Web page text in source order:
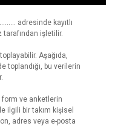
adresinde kayıtlı
işletilir.
Aşağıda,
toplandığı, bu verilerin
ve anketlerin
ilgili bir takım kişisel
adres veya e-posta